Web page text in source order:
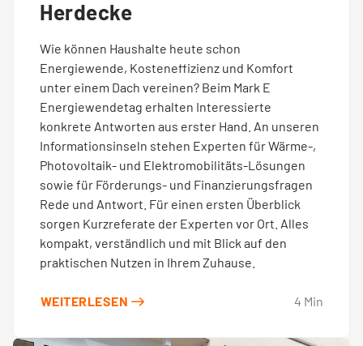
Herdecke
Wie können Haushalte heute schon
Energiewende, Kosteneffizienz und Komfort
unter einem Dach vereinen? Beim Mark E
Energiewendetag erhalten Interessierte
konkrete Antworten aus erster Hand. An unseren
Informationsinseln stehen Experten für Wärme-,
Photovoltaik- und Elektromobilitäts-Lösungen
sowie für Förderungs- und Finanzierungsfragen
Rede und Antwort. Für einen ersten Überblick
sorgen Kurzreferate der Experten vor Ort. Alles
kompakt, verständlich und mit Blick auf den
praktischen Nutzen in Ihrem Zuhause.
WEITERLESEN 4 Min